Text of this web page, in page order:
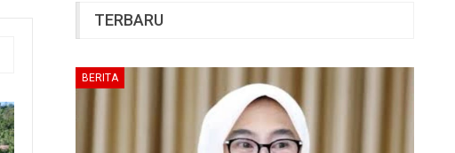
TERBARU
BERITA